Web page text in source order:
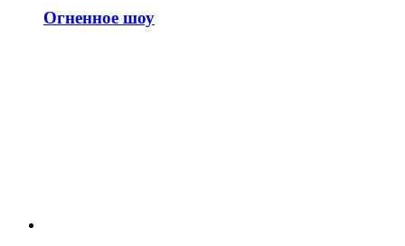
Огненное шоу